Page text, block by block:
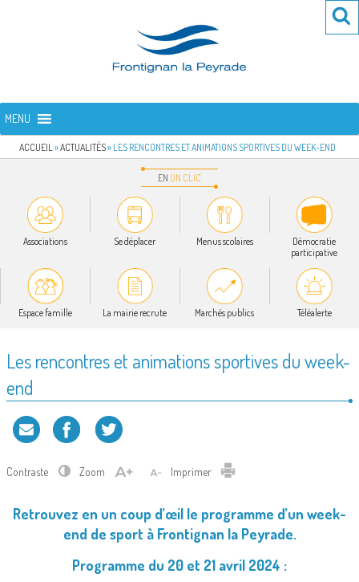
FRONTIGNAN LA PEYRADE
MENU
ACCUEIL »ACTUALITÉS» LES RENCONTRES ET ANIMATIONS SPORTIVES DU WEEK-END
EN UN CLIC
Associations Se déplacer Menus scolaires
Démocratie
participative
Espace famille La mairie recrute Marchés publics Téléalerte
Les rencontres et animations sportives du week-
end
Contraste Zoom Imprimer
Retrouvez en un coup d’œil le programme d’un week-
end de sport à Frontignan la Peyrade.
Programme du 20 et 21 avril 2024 :